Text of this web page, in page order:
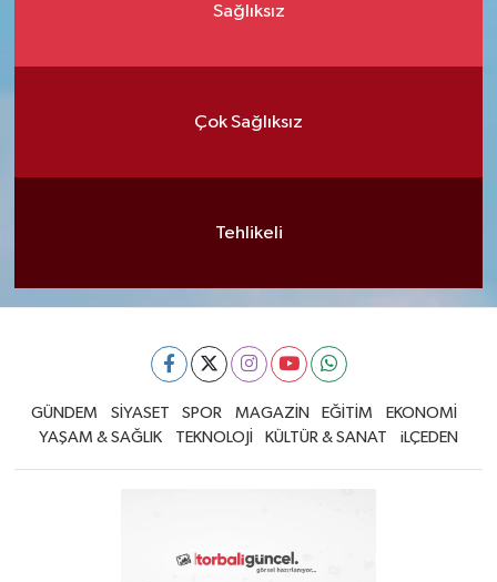
Sağlıksız
Çok Sağlıksız
Tehlikeli
GÜNDEM SİYASET SPOR MAGAZİN EĞİTİM
EKONOMİ
YAŞAM & SAĞLIK
TEKNOLOJİ KÜLTÜR & SANAT iLÇEDEN